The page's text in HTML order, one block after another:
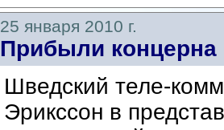
25 января 2010 г.
Прибыли концерна
Шведский теле-
Эрикссон в